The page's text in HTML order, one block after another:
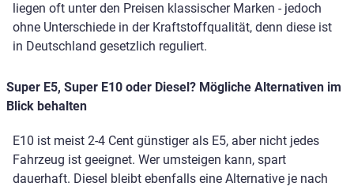
liegen oft unter den Preisen klassischer Marken - jedoch
ohne Unterschiede in der Kraftstoffqualität, denn diese ist
in Deutschland gesetzlich reguliert.
Super E5, Super E10 oder Diesel? Mögliche Alternativen im
Blick behalten
E10 ist meist 2-4 Cent günstiger als E5, aber nicht jedes
Fahrzeug ist geeignet. Wer umsteigen kann, spart
dauerhaft. Diesel bleibt ebenfalls eine Alternative je nach